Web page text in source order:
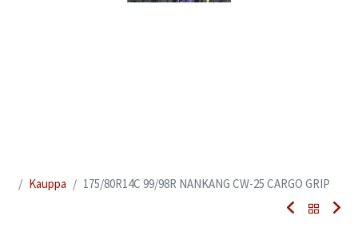
Kauppa 175/80R14C 99/98R NANKANG CW-25 CARGO GRIP